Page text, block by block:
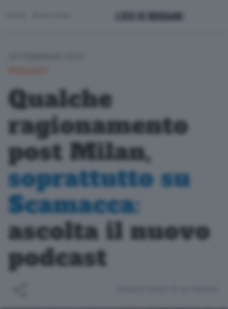
Qualche
ragionamento
post Milan,
soprattutto su
Scamacca:
ascolta il nuovo
podcast